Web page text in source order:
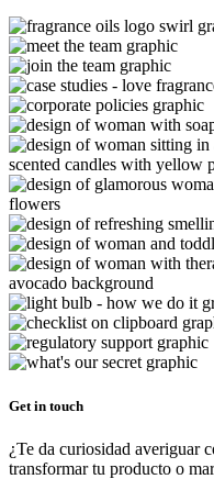
Get in touch
¿Te da curiosidad averiguar
transformar tu producto o